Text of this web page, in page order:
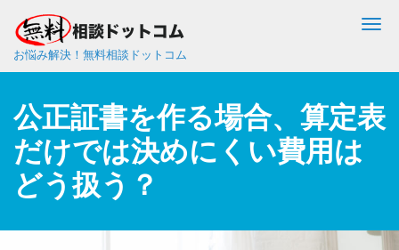
お悩み解決！無料相談ドットコム
公正証書を作る場合、算定表
だけでは決めにくい費用は
どう扱う？